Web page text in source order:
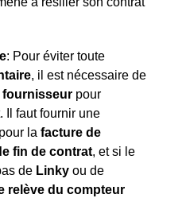
: Pour éviter toute
, il est nécessaire de
pour
Il faut fournir une
pour la facture de
fin de contrat, et si le
de Linky ou de
relève du compteur